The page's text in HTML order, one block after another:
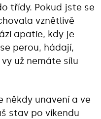
třídy. Pokud jste se
vznětlivě
apatie, kdy je
perou, hádají,
už nemáte sílu
někdy unavení a ve
stav po víkendu